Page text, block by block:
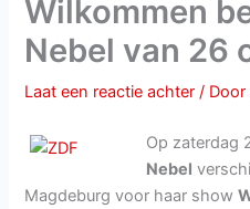
Wilkommen
Nebel van 26
Laat een reactie achter / Door
Op zaterdag
Nebel
Magdeburg voor haar show